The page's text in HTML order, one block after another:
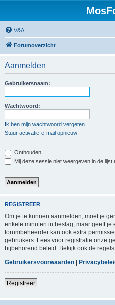
V&A
Forumoverzicht
Aanmelden
Gebruikersnaam:
Wachtwoord:
Ik ben mijn wachtwoord vergeten
Stuur activatie-e-mail opnieuw
Onthouden
Mij deze sessie niet weergeven in de lijst
REGISTREER
Om je te kunnen aanmelden, moet je
enkele minuten in beslag, maar geeft je
forumbeheerder kan ook extra
gebruikers. Lees voor registratie onze
bijbehorend beleid. Bekijk ook de
Gebruikersvoorwaarden |
Registreer